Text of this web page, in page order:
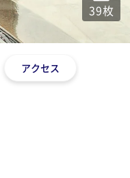
39枚
アクセス